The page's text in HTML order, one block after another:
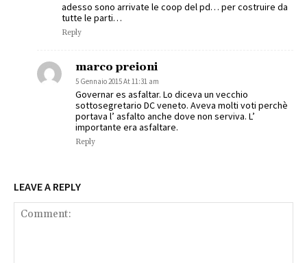
adesso sono arrivate le coop del pd… per costruire da
tutte le parti…
Reply
marco preioni
5 Gennaio 2015 At 11:31 am
Governar es asfaltar. Lo diceva un vecchio
sottosegretario DC veneto. Aveva molti voti perchè
portava l’ asfalto anche dove non serviva. L’
importante era asfaltare.
Reply
LEAVE A REPLY